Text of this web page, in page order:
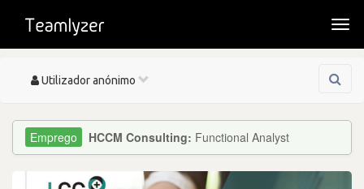
Toggle
Utilizador anónimo
HCCM Consulting: Functional Analyst